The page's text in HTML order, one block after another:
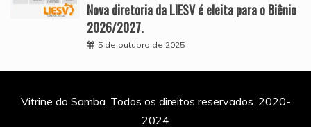
Nova diretoria da LIESV é eleita para o Biênio
2026/2027.
5 de outubro de 2025
Vitrine do Samba. Todos os direitos reservados. 2020-
2024